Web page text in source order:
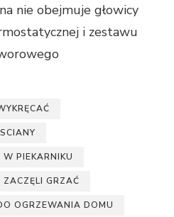
nie obejmuje głowicy
i zestawu
W PIEKARNIKU
ZACZĘLI GRZAĆ
OGRZEWANIA DOMU